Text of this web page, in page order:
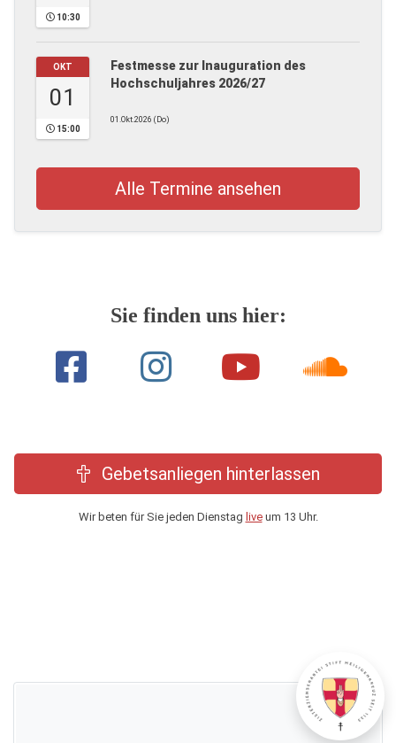
10:30
OKT
01
15:00
Festmesse zur Inauguration des
Hochschuljahres 2026/27
01.Okt.2026 (Do)
Alle Termine ansehen
Sie finden uns hier:
Gebetsanliegen hinterlassen
Wir beten für Sie jeden Dienstag liveum 13 Uhr.